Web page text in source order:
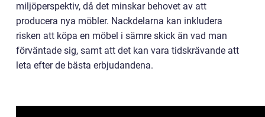
miljöperspektiv, då det minskar behovet av att
producera nya möbler. Nackdelarna kan inkludera
risken att köpa en möbel i sämre skick än vad man
förväntade sig, samt att det kan vara tidskrävande att
leta efter de bästa erbjudandena.